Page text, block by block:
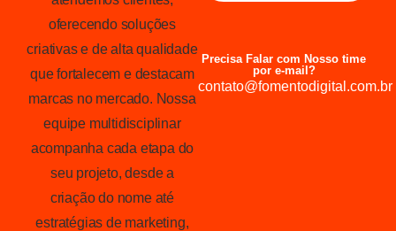
oferecendo soluções
criativas e de alta qualidade
que fortalecem e destacam
marcas no mercado. Nossa
equipe multidisciplinar
acompanha cada etapa do
seu projeto, desde a
criação do nome até
estratégias de marketing,
Precisa Falar com Nosso time
por e-mail?
contato@fomentodigital.com.br